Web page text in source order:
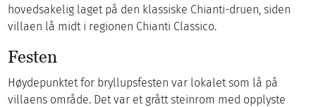
hovedsakelig laget på den klassiske Chianti-druen, siden
villaen lå midt i regionen Chianti Classico.
Festen
Høydepunktet for bryllupsfesten var lokalet som lå på
villaens område. Det var et grått steinrom med opplyste